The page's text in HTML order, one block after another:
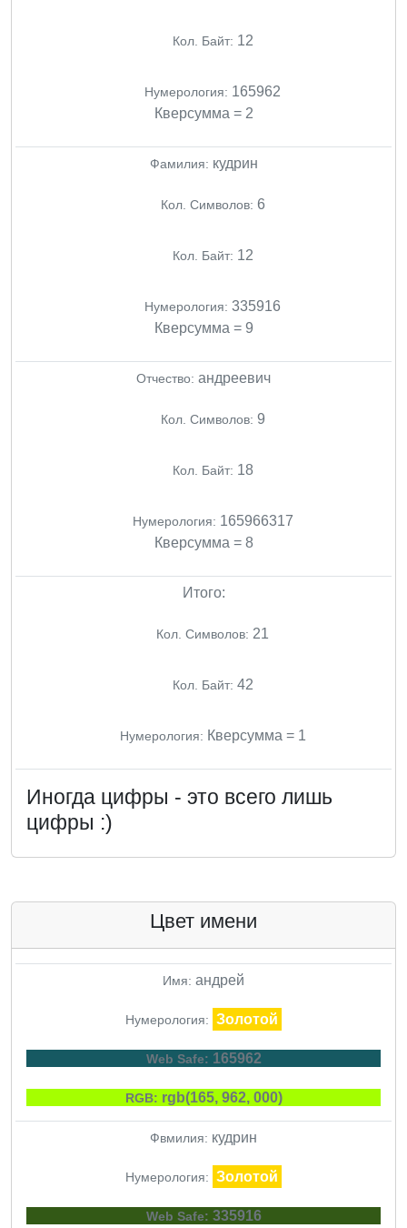
Кол. Байт: 12
Нумерология: 165962
Кверсумма = 2
Фамилия: кудрин
Кол. Символов: 6
Кол. Байт: 12
Нумерология: 335916
Кверсумма = 9
Отчество: андреевич
Кол. Символов: 9
Кол. Байт: 18
Нумерология: 165966317
Кверсумма = 8
Итого:
Кол. Символов: 21
Кол. Байт: 42
Нумерология: Кверсумма = 1
Иногда цифры - это всего лишь
цифры :)
Цвет имени
Имя: андрей
Нумерология: Золотой
Web Safe: 165962
RGB: rgb(165, 962, 000)
Фвмилия: кудрин
Нумерология: Золотой
Web Safe: 335916